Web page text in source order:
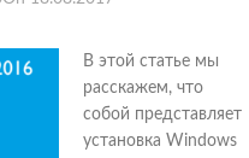
В этой статье мы
расскажем, что
собой представляет
установка Windows